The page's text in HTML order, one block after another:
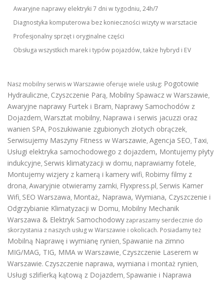
Awaryjne naprawy elektryki 7 dni w tygodniu, 24h/7
Diagnostyka komputerowa bez konieczności wizyty w warsztacie
Profesjonalny sprzęt i oryginalne części
Obsługa wszystkich marek i typów pojazdów, także hybryd i EV
Nasz mobilny serwis w Warszawie oferuje wiele usług: Pogotowie
Hydrauliczne, Czyszczenie Parą, Mobilny Spawacz w Warszawie,
Awaryjne naprawy Furtek i Bram, Naprawy Samochodów z
Dojazdem, Warsztat mobilny, Naprawa i serwis jacuzzi oraz
wanien SPA, Poszukiwanie zgubionych złotych obrączek,
Serwisujemy Maszyny Fitness w Warszawie, Agencja SEO, Taxi,
Usługi elektryka samochodowego z dojazdem, Montujemy płyty
indukcyjne, Serwis klimatyzacji w domu, naprawiamy fotele,
Montujemy wizjery z kamerą i kamery wifi, Robimy filmy z
drona, Awaryjnie otwieramy zamki, Flyxpress.pl, Serwis Kamer
Wifi, SEO Warszawa, Montaż, Naprawa, Wymiana, Czyszczenie i
Odgrzybianie Klimatyzacji w Domu, Mobilny Mechanik
Warszawa & Elektryk Samochodowy zapraszamy serdecznie do
skorzystania z naszych usług w Warszawie i okolicach. Posiadamy też
Mobilną Naprawę i wymianę rynien, Spawanie na zimno
MIG/MAG, TIG, MMA w Warszawie, Czyszczenie Laserem w
Warszawie. Czyszczenie naprawa, wymiana i montaż rynien,
Usługi szlifierką kątową z Dojazdem, Spawanie i Naprawa